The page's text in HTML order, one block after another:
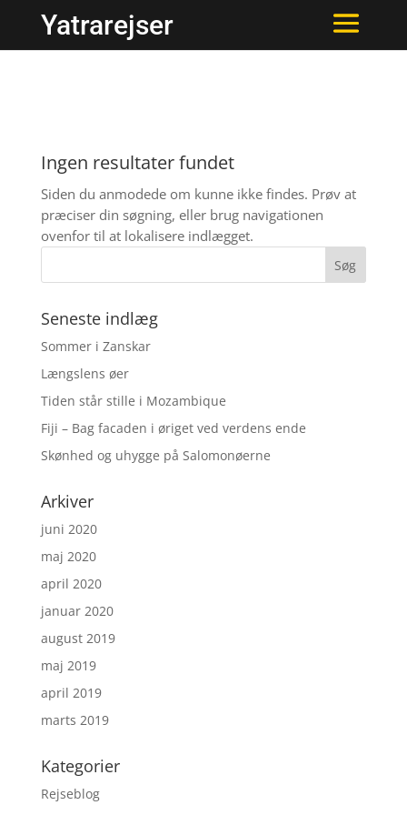
Yatrarejser
Ingen resultater fundet
Siden du anmodede om kunne ikke findes. Prøv at
præciser din søgning, eller brug navigationen
ovenfor til at lokalisere indlægget.
Seneste indlæg
Sommer i Zanskar
Længslens øer
Tiden står stille i Mozambique
Fiji – Bag facaden i øriget ved verdens ende
Skønhed og uhygge på Salomonøerne
Arkiver
juni 2020
maj 2020
april 2020
januar 2020
august 2019
maj 2019
april 2019
marts 2019
Kategorier
Rejseblog